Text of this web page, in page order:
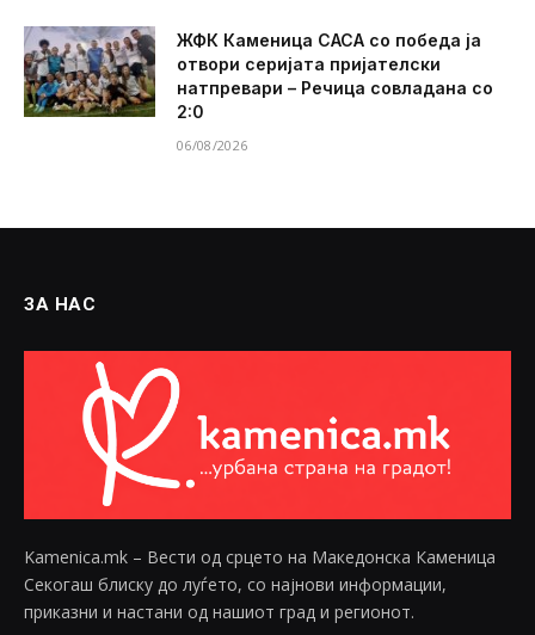
ЖФК Каменица САСА со победа ја
отвори серијата пријателски
натпревари – Речица совладана со
2:0
06/08/2026
ЗА НАС
Kamenica.mk – Вести од срцето на Македонска Каменица
Секогаш блиску до луѓето, со најнови информации,
приказни и настани од нашиот град и регионот.